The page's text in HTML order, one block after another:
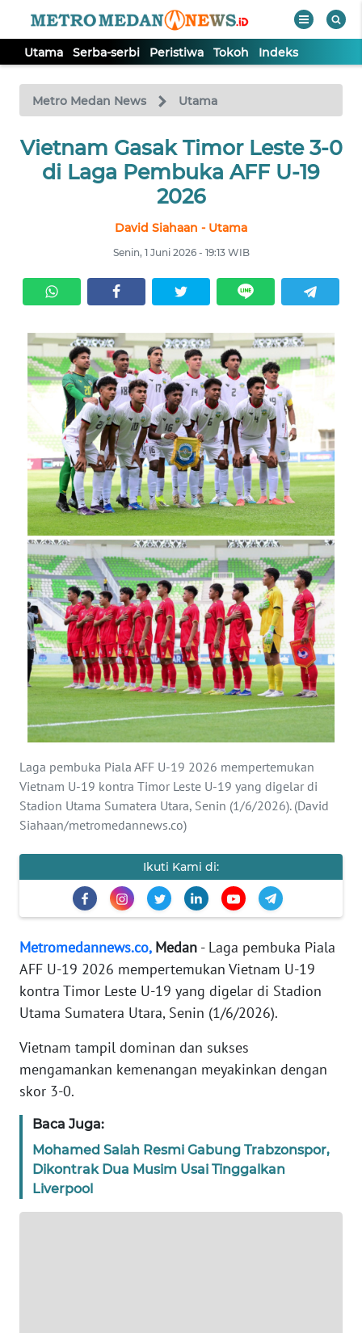
Utama Serba-serbi Peristiwa Tokoh Indeks
Metro Medan News Utama
Vietnam Gasak Timor Leste 3-0
di Laga Pembuka AFF U-19
2026
David Siahaan - Utama
Senin, 1 Juni 2026 - 19:13 WIB
Laga pembuka Piala AFF U-19 2026 mempertemukan
Vietnam U-19 kontra Timor Leste U-19 yang digelar di
Stadion Utama Sumatera Utara, Senin (1/6/2026). (David
Siahaan/metromedannews.co)
Ikuti Kami di:
Metromedannews.co, Medan - Laga pembuka Piala
AFF U-19 2026 mempertemukan Vietnam U-19
kontra Timor Leste U-19 yang digelar di Stadion
Utama Sumatera Utara, Senin (1/6/2026).
Vietnam tampil dominan dan sukses
mengamankan kemenangan meyakinkan dengan
skor 3-0.
Baca Juga:
Mohamed Salah Resmi Gabung Trabzonspor,
Dikontrak Dua Musim Usai Tinggalkan
Liverpool
TV
Tutup
UTAMA
TOKOH
Informasi
INDEKS
BERITA
KONTAK
INFO
IKLAN
TENTANG
KAMI
PEDOMAN
MEDIA
SIBER
REDAKSI
KARIR
DISCLAIMER
Wahana
Regional
WN
JAKARTA
WN
WN
BANTEN
WN
NTT
WN
KEPRI